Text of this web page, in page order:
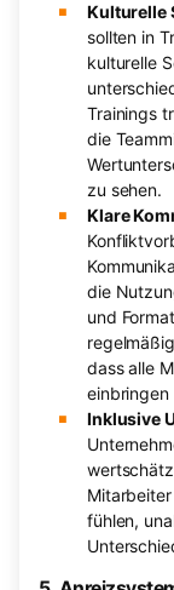
Kulturelle
sollten in
kulturelle
Trainings
die
zu sehen.
Klare
die
und
dass alle
einbringen
Inklusive
fühlen,